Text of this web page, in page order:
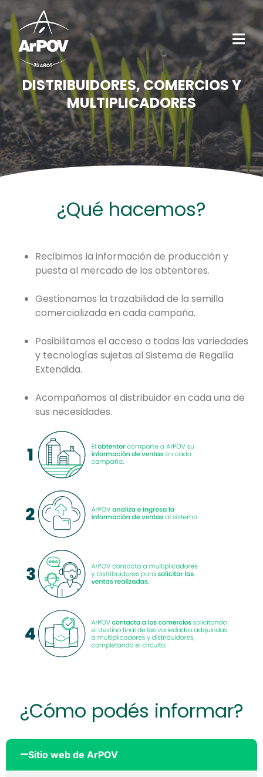
DISTRIBUIDORES, COMERCIOS Y
MULTIPLICADORES
¿Qué hacemos?
Recibimos la información de producción y
puesta al mercado de los obtentores.
Gestionamos la trazabilidad de la semilla
comercializada en cada campaña.
Posibilitamos el acceso a todas las variedades
y tecnologías sujetas al Sistema de Regalía
Extendida.
Acompañamos al distribuidor en cada una de
sus necesidades.
¿Cómo podés informar?
Sitio web de ArPOV